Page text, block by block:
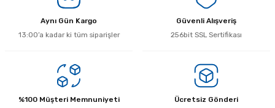
Aynı Gün Kargo
13:00’a kadar ki tüm siparişler
Güvenli Alışveriş
256bit SSL Sertifikası
%100 Müşteri Memnuniyeti
Ücretsiz Gönderi